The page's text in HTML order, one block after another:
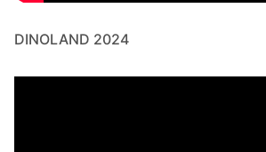
DINOLAND 2024